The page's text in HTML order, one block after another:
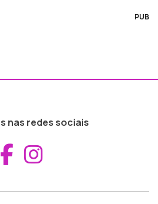
PUB
nas redes sociais
Aceder ao